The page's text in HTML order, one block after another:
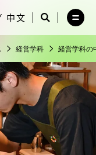
中文
サ
検
索
を
開
く
サ
イ
索
を
閉
じ
メ
ー
を
開
く
経営学科 経営学科の
メ
ニ
を
閉
じ
る
）